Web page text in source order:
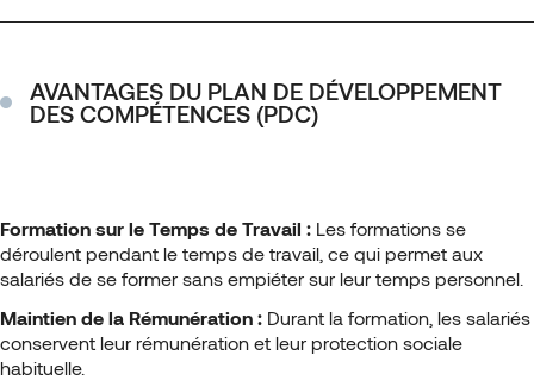
AVANTAGES DU PLAN DE DÉVELOPPEMENT
DES COMPÉTENCES (PDC)
Formation sur le Temps de Travail : Les formations se
déroulent pendant le temps de travail, ce qui permet aux
salariés de se former sans empiéter sur leur temps personnel.
Maintien de la Rémunération : Durant la formation, les salariés
conservent leur rémunération et leur protection sociale
habituelle.